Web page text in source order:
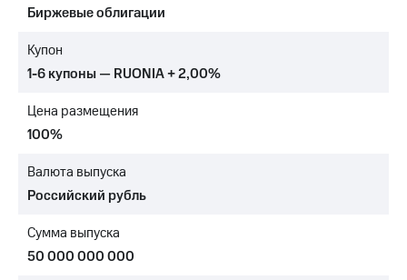
Достижения
Интервью
отчетность
Контакты
Пригласить
спикера
Биржевые облигации
Купон
1-6 купоны — RUONIA + 2,00%
Цена размещения
100%
Валюта выпуска
Российский рубль
Сумма выпуска
50 000 000 000